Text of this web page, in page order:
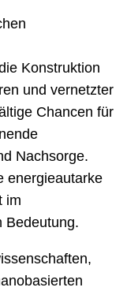
Konstruktion
und vernetzter
Chancen für
Nachsorge.
energieautarke
im
Bedeutung.